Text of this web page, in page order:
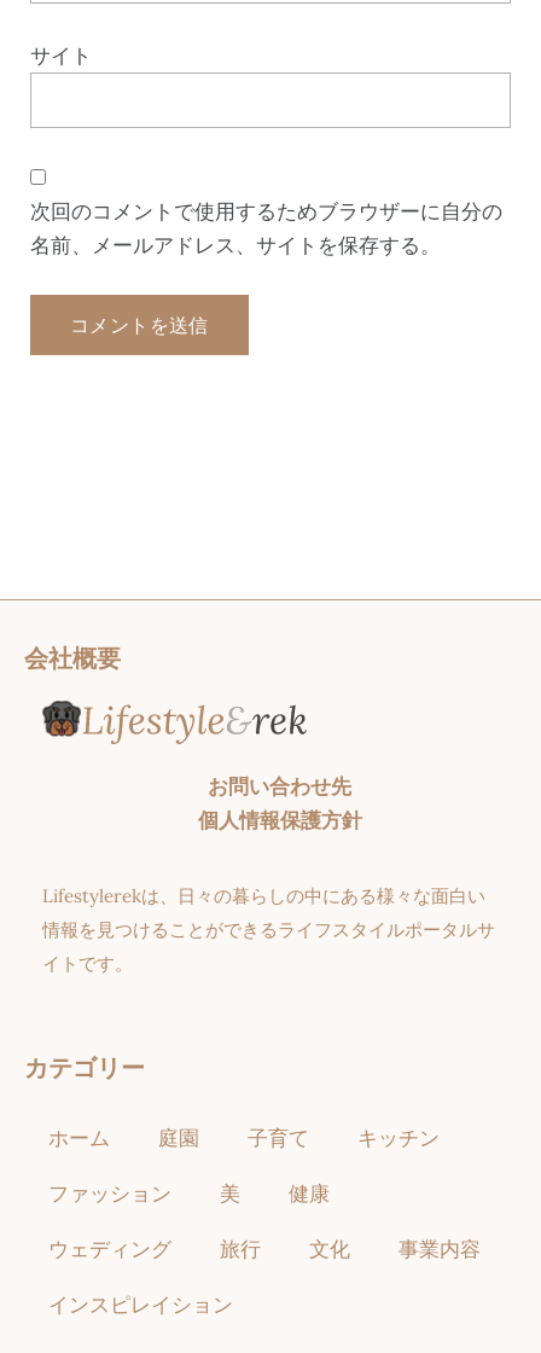
サイト
次回のコメントで使用するためブラウザーに自分の
名前、メールアドレス、サイトを保存する。
会社概要
お問い合わせ先
個人情報保護方針
Lifestylerekは、日々の暮らしの中にある様々な面白い
情報を見つけることができるライフスタイルポータルサ
イトです。
カテゴリー
ホーム 庭園 子育て キッチン
ファッション 美 健康
ウェディング 旅行 文化 事業内容
インスピレイション